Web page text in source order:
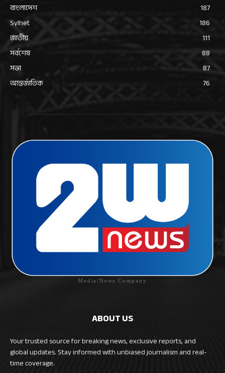
বাংলাদেশ
187
Sylhet
186
জাতীয়
111
সর্বশেষ
88
সভা
87
আন্তর্জাতিক
76
Media/News Company
ABOUT US
Your trusted source for breaking news, exclusive reports, and
global updates. Stay informed with unbiased journalism and real-
time coverage.